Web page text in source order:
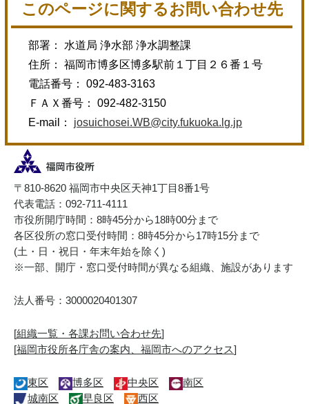
このページに関するお問い合わせ先
部署： 水道局 浄水部 浄水調整課
住所： 福岡市博多区博多駅前１丁目２６番１号
電話番号： 092-483-3163
ＦＡＸ番号： 092-482-3150
E-mail： josuichosei.WB@city.fukuoka.lg.jp
〒810-8620 福岡市中央区天神1丁目8番1号
代表電話：092-711-4111
市役所開庁時間：8時45分から18時00分まで
各区役所の窓口受付時間：8時45分から17時15分まで
(土・日・祝日・年末年始を除く)
※一部、開庁・窓口受付時間が異なる組織、施設があります
法人番号：3000020401307
[組織一覧・各課お問い合わせ先]
[福岡市役所各庁舎の案内、福岡市へのアクセス]
東区 博多区 中央区
南区
城南区
早良区 西区